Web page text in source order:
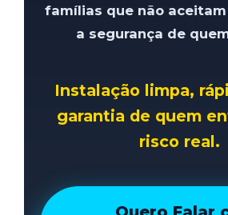
famílias que não
a segurança de
Instalação limpa,
garantia de quem
risco real.